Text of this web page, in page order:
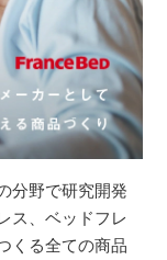
分野で研究開発
ス、ベッドフレ
くる全ての商品